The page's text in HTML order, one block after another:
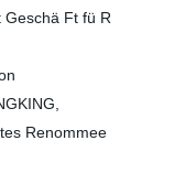
Geschä Ft fü R
Renommee